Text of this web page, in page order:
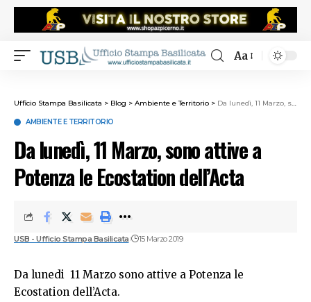
Aa
Ufficio Stampa Basilicata > Blog > Ambiente e Territorio > Da lunedì, 11 Marzo, sono attive a Potenza le Ecostation dell’Acta
AMBIENTE E TERRITORIO
Da lunedì, 11 Marzo, sono attive a
Potenza le Ecostation dell’Acta
USB - Ufficio Stampa Basilicata 15 Marzo 2019
Da lunedi 11 Marzo sono attive a Potenza le
Ecostation dell’Acta.